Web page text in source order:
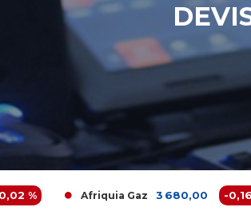
Afriquia Gaz 3 680,00 -0,16 %